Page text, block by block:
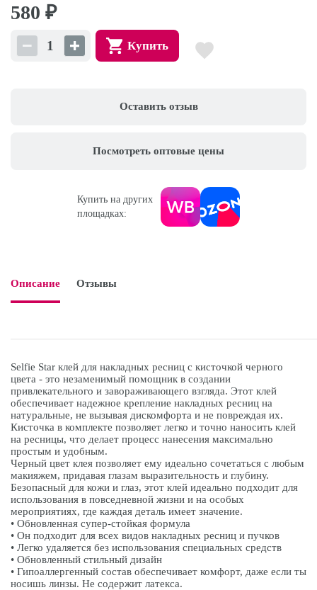
Оставить отзыв
Посмотреть оптовые цены
Купить на других
площадках:
580 ₽
Купить
Описание Отзывы
Selfie Star клей для накладных ресниц с кисточкой черного
цвета - это незаменимый помощник в создании
привлекательного и завораживающего взгляда. Этот клей
обеспечивает надежное крепление накладных ресниц на
натуральные, не вызывая дискомфорта и не повреждая их.
Кисточка в комплекте позволяет легко и точно наносить клей
на ресницы, что делает процесс нанесения максимально
простым и удобным.
Черный цвет клея позволяет ему идеально сочетаться с любым
макияжем, придавая глазам выразительность и глубину.
Безопасный для кожи и глаз, этот клей идеально подходит для
использования в повседневной жизни и на особых
мероприятиях, где каждая деталь имеет значение.
• Обновленная супер-стойкая формула
• Он подходит для всех видов накладных ресниц и пучков
• Легко удаляется без использования специальных средств
• Обновленный стильный дизайн
• Гипоаллергенный состав обеспечивает комфорт, даже если ты
носишь линзы. Не содержит латекса.